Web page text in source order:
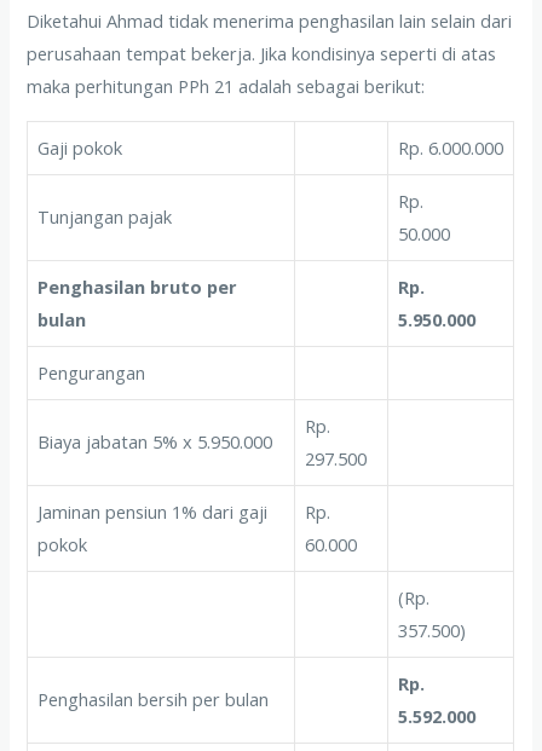
Diketahui Ahmad tidak menerima penghasilan lain selain dari
perusahaan tempat bekerja. Jika kondisinya seperti di atas
maka perhitungan PPh 21 adalah sebagai berikut:
Gaji pokok Rp. 6.000.000
Tunjangan pajak
Rp.
50.000
Penghasilan bruto per
bulan
Rp.
5.950.000
Pengurangan
Biaya jabatan 5% x 5.950.000
Rp.
297.500
Jaminan pensiun 1% dari gaji
pokok
Rp.
60.000
(Rp.
357.500)
Penghasilan bersih per bulan
Rp.
5.592.000